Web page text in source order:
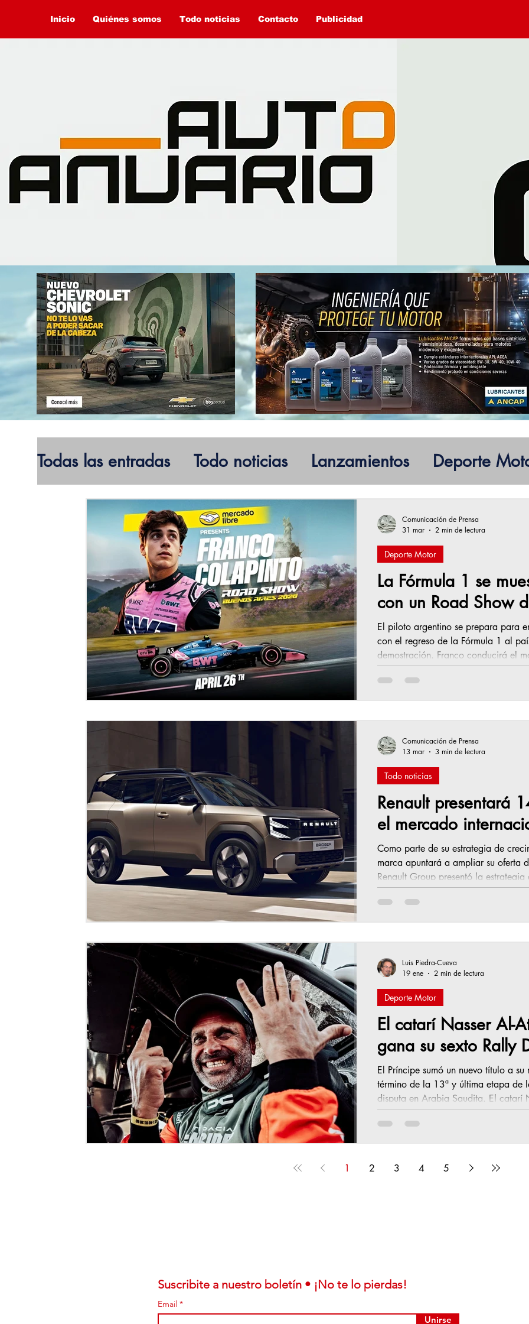
Inicio Quiénes somos Todo noticias Contacto Publicidad
Todas las entradas Todo noticias Lanzamientos Deporte
Electromovilidad
La Fórmula 1 se
con un Road Show
El piloto argentino se prepara para
con el regreso de la Fórmula 1 al
demostración. Franco conducirá el
, impulsado por un motor V8
Alpine Formula One Team , por las
Deporte Motor
Comunicación de Prensa
31 mar
2 min de lectura
Renault presentará
el mercado
Como parte de su estrategia de
marca apuntará a ampliar su oferta
Renault Group presentó la estrategia global de la marca de vehículos
francesa que, bajo el nombre
hasta 2030 con una fuerte apuesta
Todo noticias
Comunicación de Prensa
13 mar
3 min de lectura
El catarí Nasser Al-
gana su sexto Rally
El Príncipe sumó un nuevo título a
término de la 13ª y última etapa de
disputa en Arabia Saudita. El catarí
historia en el mundo del motor al
este sábado en Yanbu,
celebra en territorio saudí desde 2020. Esta victoria no solo
Deporte Motor
Luis Piedra-Cueva
19 ene
2 min de lectura
1 2 3 4 5
Suscribite a nuestro boletín • ¡No te lo pierdas!
Email
Unirse